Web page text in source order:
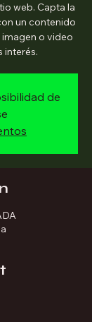
web. Capta la
un contenido
o video
interés.
de